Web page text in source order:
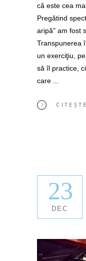
că este cea
Pregătind
aripă" am fost
Transpunerea
un exerciţiu,
să îl practice,
care
23
DEC